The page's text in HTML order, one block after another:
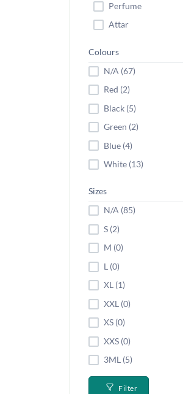
Perfume
Attar
Colours
N/A (67)
Red (2)
Black (5)
Green (2)
Blue (4)
White (13)
Sizes
N/A (85)
S (2)
M (0)
L (0)
XL (1)
XXL (0)
XS (0)
XXS (0)
3ML (5)
Filter